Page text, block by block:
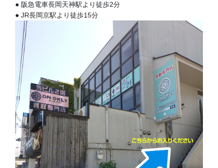
● 阪急電車長岡天神駅より徒歩2分
● JR長岡京駅より徒歩15分